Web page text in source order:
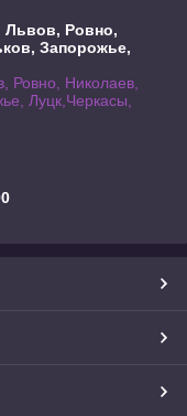
Львов, Ровно,
Запорожье,
Ровно, Николаев,
Луцк,Черкасы,